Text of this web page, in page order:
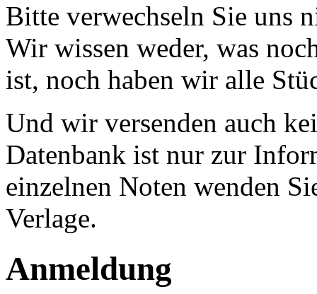
Bitte verwechseln Sie uns
Wir wissen weder, was
ist, noch haben wir alle
Und wir versenden auch
Datenbank ist nur zur
einzelnen Noten wenden
Verlage.
Anmeldung